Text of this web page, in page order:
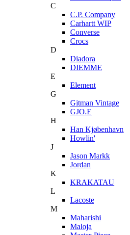
C
C.P. Company
Carhartt WIP
Converse
Crocs
D
Diadora
DIEMME
E
Element
G
Gitman Vintage
GJO.E
H
Han Kjøbenhavn
Howlin'
J
Jason Markk
Jordan
K
KRAKATAU
L
Lacoste
M
Maharishi
Maloja